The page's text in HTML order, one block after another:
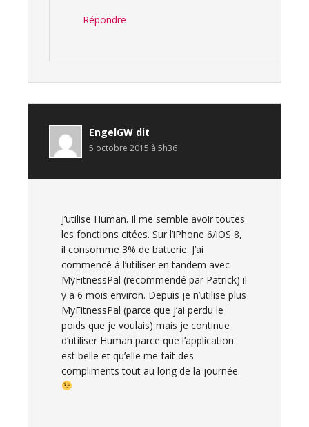
Répondre
EngelGW dit
5 octobre 2015 à 5h36
J’utilise Human. Il me semble avoir toutes
les fonctions citées. Sur l’iPhone 6/iOS 8,
il consomme 3% de batterie. J’ai
commencé à l’utiliser en tandem avec
MyFitnessPal (recommendé par Patrick) il
y a 6 mois environ. Depuis je n’utilise plus
MyFitnessPal (parce que j’ai perdu le
poids que je voulais) mais je continue
d’utiliser Human parce que l’application
est belle et qu’elle me fait des
compliments tout au long de la journée.